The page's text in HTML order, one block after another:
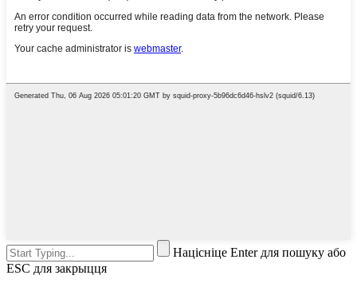
Націсніце Enter для пошуку або
ESC для закрыцця